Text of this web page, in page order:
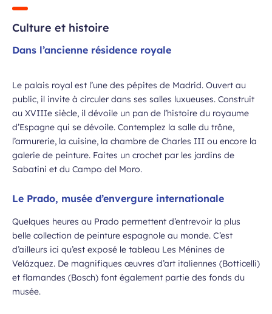
Culture et histoire
Dans l’ancienne résidence royale
Le palais royal est l’une des pépites de Madrid. Ouvert au
public, il invite à circuler dans ses salles luxueuses. Construit
au XVIIIe siècle, il dévoile un pan de l’histoire du royaume
d’Espagne qui se dévoile. Contemplez la salle du trône,
l’armurerie, la cuisine, la chambre de Charles III ou encore la
galerie de peinture. Faites un crochet par les jardins de
Sabatini et du Campo del Moro.
Le Prado, musée d’envergure internationale
Quelques heures au Prado permettent d’entrevoir la plus
belle collection de peinture espagnole au monde. C’est
d’ailleurs ici qu’est exposé le tableau Les Ménines de
Velázquez. De magnifiques œuvres d’art italiennes (Botticelli)
et flamandes (Bosch) font également partie des fonds du
musée.
la newsletter